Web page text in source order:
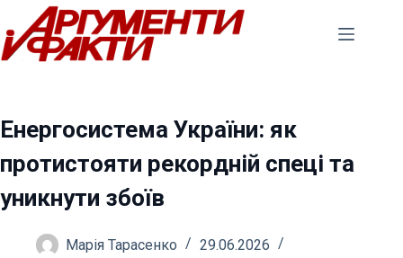
Перейти
до
вмісту
Енергосистема України: як
протистояти рекордній спеці та
уникнути збоїв
Марія Тарасенко
29.06.2026